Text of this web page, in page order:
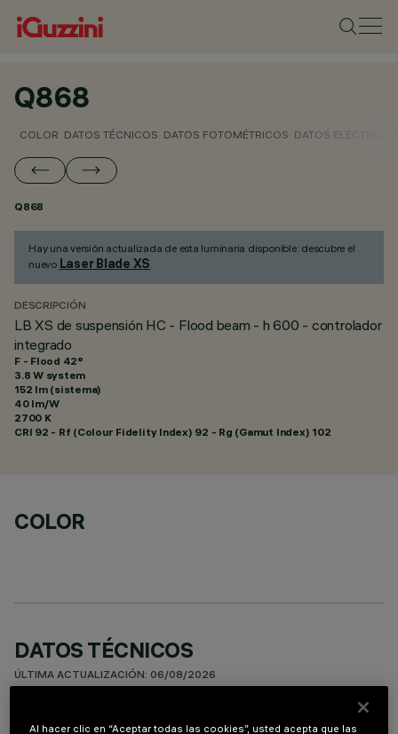
Q868
COLOR DATOS TÉCNICOS DATOS FOTOMÉTRICOS DATOS
Q868
Hay una versión actualizada de esta luminaria disponible: descubre el
nuevo Laser Blade XS.
DESCRIPCIÓN
LB XS de suspensión HC - Flood beam - h 600 - controlador
integrado
F - Flood 42°
3.8 W system
152 lm (sistema)
40 lm/W
2700 K
CRI 92 - Rf (Colour Fidelity Index) 92 - Rg (Gamut Index) 102
COLOR
DATOS TÉCNICOS
ÚLTIMA ACTUALIZACIÓN: 06/08/2026
Al hacer clic en “Aceptar todas las cookies”, usted acepta que las